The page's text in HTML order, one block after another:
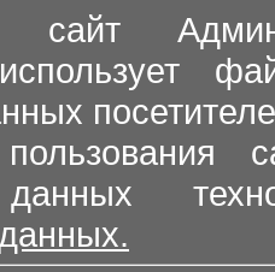
сайт
использует
данных